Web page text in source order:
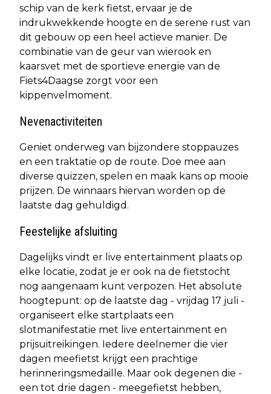
schip van de kerk fietst, ervaar je de
indrukwekkende hoogte en de serene rust van
dit gebouw op een heel actieve manier. De
combinatie van de geur van wierook en
kaarsvet met de sportieve energie van de
Fiets4Daagse zorgt voor een
kippenvelmoment.
Nevenactiviteiten
Geniet onderweg van bijzondere stoppauzes
en een traktatie op de route. Doe mee aan
diverse quizzen, spelen en maak kans op mooie
prijzen. De winnaars hiervan worden op de
laatste dag gehuldigd.
Feestelijke afsluiting
Dagelijks vindt er live entertainment plaats op
elke locatie, zodat je er ook na de fietstocht
nog aangenaam kunt verpozen. Het absolute
hoogtepunt: op de laatste dag - vrijdag 17 juli -
organiseert elke startplaats een
slotmanifestatie met live entertainment en
prijsuitreikingen. Iedere deelnemer die vier
dagen meefietst krijgt een prachtige
herinneringsmedaille. Maar ook degenen die -
een tot drie dagen - meegefietst hebben,